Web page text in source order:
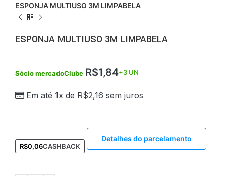
ESPONJA MULTIUSO 3M LIMPABELA
ESPONJA MULTIUSO 3M LIMPABELA
Sócio mercadoClube R$1,84+3 UN
Em até 1x de R$2,16 sem juros
R$0,06CASHBACK
Detalhes do parcelamento